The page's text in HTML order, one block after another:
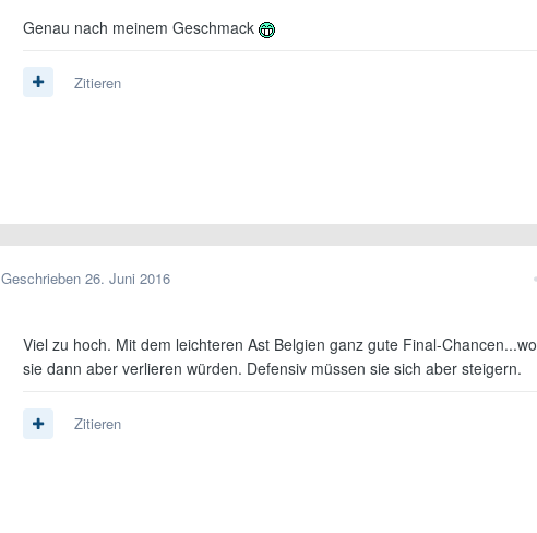
Genau nach meinem Geschmack
Zitieren
Geschrieben 26. Juni 2016
Viel zu hoch. Mit dem leichteren Ast Belgien ganz gute Final-Chancen...wo
sie dann aber verlieren würden. Defensiv müssen sie sich aber steigern.
Zitieren